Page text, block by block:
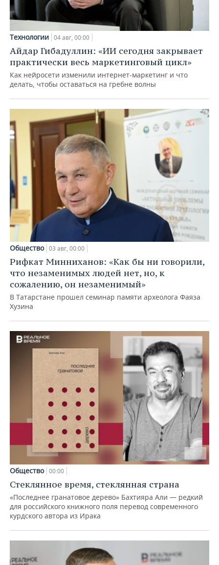
Технологии 04 авг, 00:00
Айдар Гибадуллин: «ИИ сегодня закрывает
практически весь маркетинговый цикл»
Как нейросети изменили интернет-маркетинг и что
делать, чтобы оставаться на гребне волны
Общество 03 авг, 00:00
Рифкат Минниханов: «Как бы ни говорили,
что незаменимых людей нет, но, к
сожалению, он незаменимый»
В Татарстане прошел семинар памяти археолога Фаяза
Хузина
Общество 00:00
Стеклянное время, стеклянная страна
«Последнее гранатовое дерево» Бахтияра Али — редкий
для российского книжного поля перевод современного
курдского автора из Ирака